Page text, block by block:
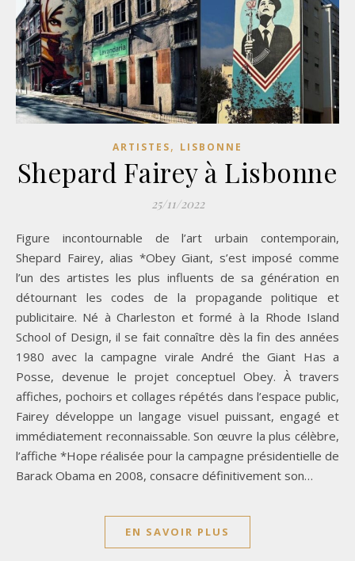
ARTISTES, LISBONNE
Shepard Fairey à Lisbonne
25/11/2022
Figure incontournable de l’art urbain contemporain,
Shepard Fairey, alias *Obey Giant, s’est imposé comme
l’un des artistes les plus influents de sa génération en
détournant les codes de la propagande politique et
publicitaire. Né à Charleston et formé à la Rhode Island
School of Design, il se fait connaître dès la fin des années
1980 avec la campagne virale André the Giant Has a
Posse, devenue le projet conceptuel Obey. À travers
affiches, pochoirs et collages répétés dans l’espace public,
Fairey développe un langage visuel puissant, engagé et
immédiatement reconnaissable. Son œuvre la plus célèbre,
l’affiche *Hope réalisée pour la campagne présidentielle de
Barack Obama en 2008, consacre définitivement son…
EN SAVOIR PLUS